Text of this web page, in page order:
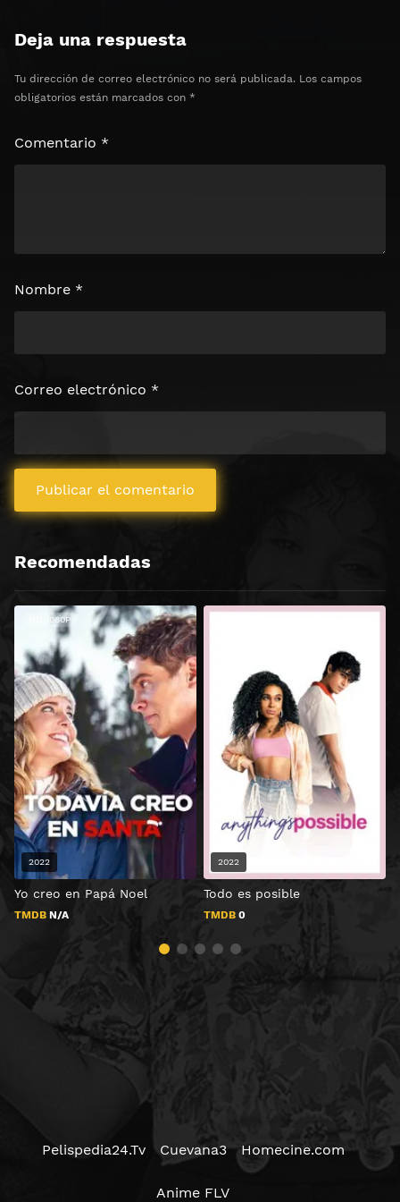
⏰ El acceso expira en 1 hora
Deja una respuesta
Tu dirección de correo electrónico no será publicada. Los campos
obligatorios están marcados con *
Comentario *
Nombre *
Correo electrónico *
Recomendadas
Yo creo en Papá Noel
TMDB N/A
HD 1080P
2022
Todo es posible
TMDB 0
2022
Pelispedia24.Tv Cuevana3 Homecine.com
Anime FLV